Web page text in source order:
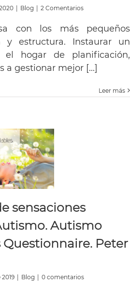
| Blog | 2 Comentarios
con los más pequeños
y estructura. Instaurar un
hogar de planificación,
a gestionar mejor [...]
Leer más
sensaciones
Autismo
Questionnaire. Peter
Blog 0 comentarios